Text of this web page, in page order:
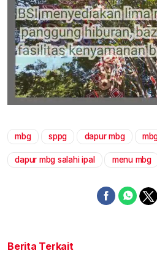
mbg sppg dapur mbg
dapur mbg salahi ipal menu mbg
Berita Terkait